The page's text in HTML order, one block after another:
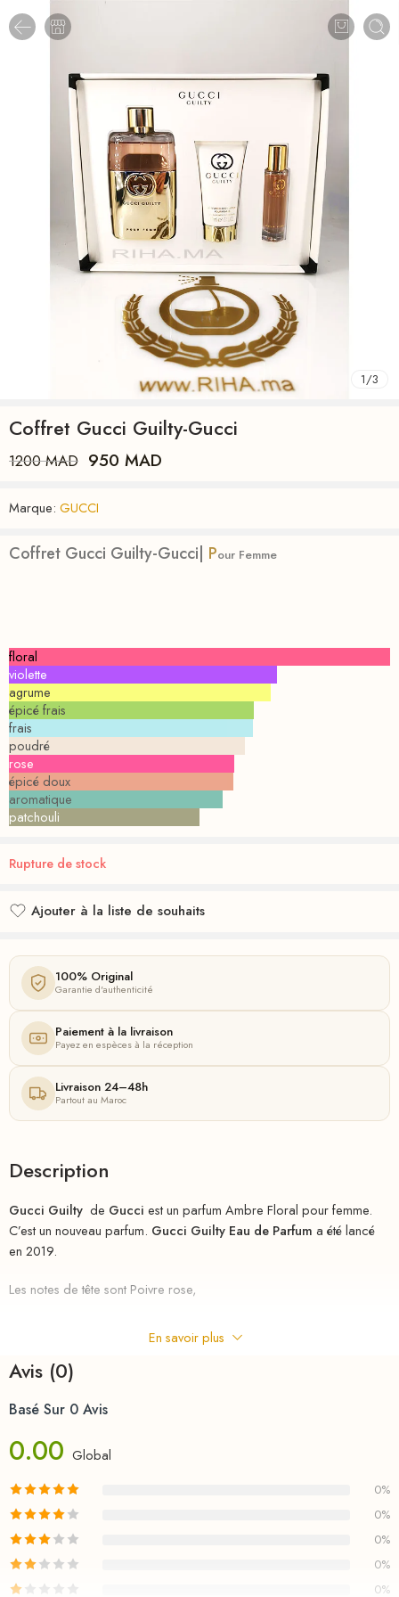
1/3
Coffret Gucci Guilty-Gucci
1200MAD 950 MAD
Marque: GUCCI
Coffret Gucci Guilty-Gucci| Pour Femme
floral
violette
agrume
épicé frais
frais
poudré
rose
épicé doux
aromatique
patchouli
Rupture de stock
Ajouter à la liste de souhaits
100% Original
Garantie d'authenticité
Paiement à la livraison
Payez en espèces à la réception
Livraison 24–48h
Partout au Maroc
Description
Gucci Guilty de Gucci est un parfum Ambre Floral pour femme.
C’est un nouveau parfum. Gucci Guilty Eau de Parfum a été lancé
en 2019.
Les notes de tête sont Poivre rose,
les notes de coeur sont Lila,
Violette,
Géranium et Rose;
les notes de fond sont Patchouli et Ambre.
riha.ma Description
Parfum au meilleurs
MAROC , le nouveau parfum d’un homme pleinement accompli.
Capable de surmonter tous les challenges, il ne prend jamais rien
En savoir plus
Avis (0)
Basé Sur 0 Avis
0.00 Global
0%
0%
0%
0%
0%